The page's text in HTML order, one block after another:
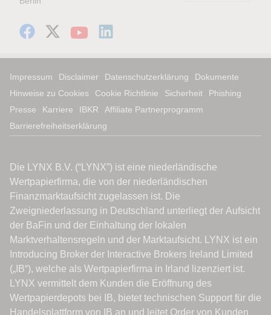
Impressum Disclaimer Datenschutzerklärung
Dokumente
Hinweise zu Cookies
Cookie Richtlinie Sicherheit
Phishing
Presse
Karriere IBKR
Affiliate Partnerprogramm
Barrierefreiheitserklärung